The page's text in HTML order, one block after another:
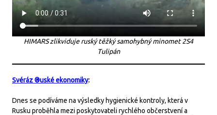
HIMARS zlikviduje ruský těžký samohybný minomet 2S4
Tulipán
Svéráz ®uské ekonomiky:
Dnes se podíváme na výsledky hygienické kontroly, která v
Rusku proběhla mezi poskytovateli rychlého občerstvení a